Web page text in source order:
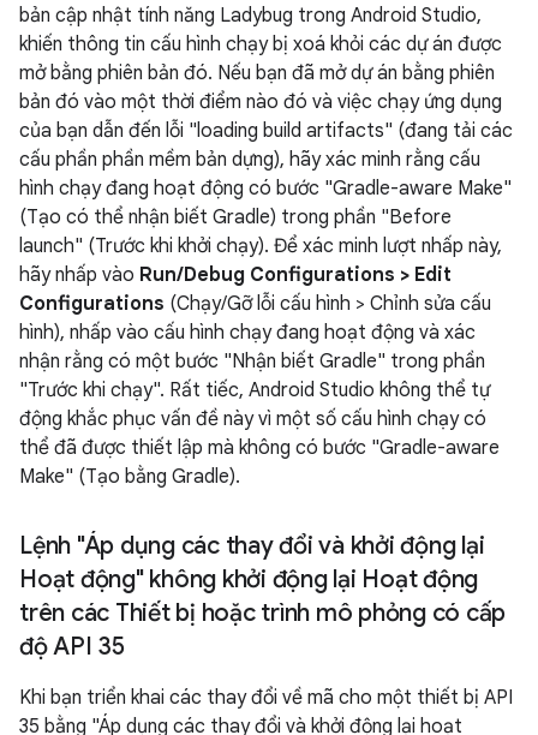
bản cập nhật tính năng Ladybug trong Android Studio,
khiến thông tin cấu hình chạy bị xoá khỏi các dự án được
mở bằng phiên bản đó. Nếu bạn đã mở dự án bằng phiên
bản đó vào một thời điểm nào đó và việc chạy ứng dụng
của bạn dẫn đến lỗi "loading build artifacts" (đang tải các
cấu phần phần mềm bản dựng), hãy xác minh rằng cấu
hình chạy đang hoạt động có bước "Gradle-aware Make"
(Tạo có thể nhận biết Gradle) trong phần "Before
launch" (Trước khi khởi chạy). Để xác minh lượt nhấp này,
hãy nhấp vào Run/Debug Configurations > Edit
Configurations (Chạy/Gỡ lỗi cấu hình > Chỉnh sửa cấu
hình), nhấp vào cấu hình chạy đang hoạt động và xác
nhận rằng có một bước "Nhận biết Gradle" trong phần
"Trước khi chạy". Rất tiếc, Android Studio không thể tự
động khắc phục vấn đề này vì một số cấu hình chạy có
thể đã được thiết lập mà không có bước "Gradle-aware
Make" (Tạo bằng Gradle).
Lệnh "Áp dụng các thay đổi và khởi động lại
Hoạt động" không khởi động lại Hoạt động
trên các Thiết bị hoặc trình mô phỏng có cấp
độ API 35
Khi bạn triển khai các thay đổi về mã cho một thiết bị API
35 bằng "Áp dụng các thay đổi và khởi động lại hoạt